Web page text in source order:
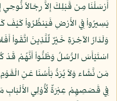
أَرْسَلْنَا مِن قَبْلِكَ إِلاَّ رِجَالاً
يَسِيرُواْ فِي الأَرْضِ فَيَنظُرُواْ كَيْفَ
اسْتَيْأَسَ الرُّسُلُ وَظَنُّواْ أَنَّهُمْ
فِي قَصَصِهِمْ عِبْرَةٌ لِّأُوْلِي الأَلْبَابِ